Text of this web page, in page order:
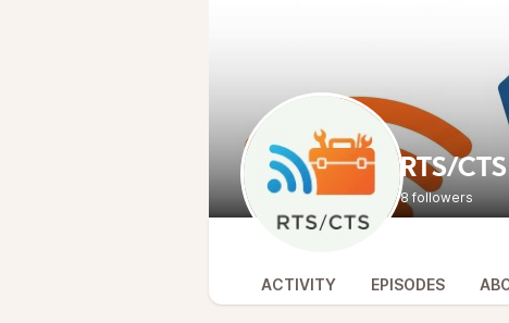
RTS/CTS
8 followers
ACTIVITY EPISODES